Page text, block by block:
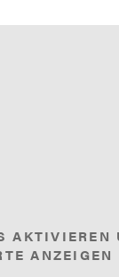
AKTIVIEREN
ANZEIGEN